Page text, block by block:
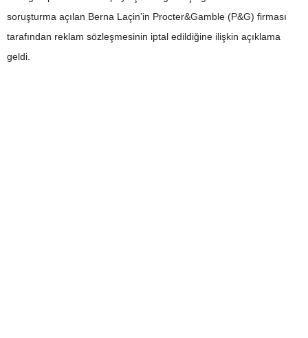
soruşturma açılan Berna Laçin’in Procter&Gamble (P&G) firması
tarafından reklam sözleşmesinin iptal edildiğine ilişkin açıklama
geldi.